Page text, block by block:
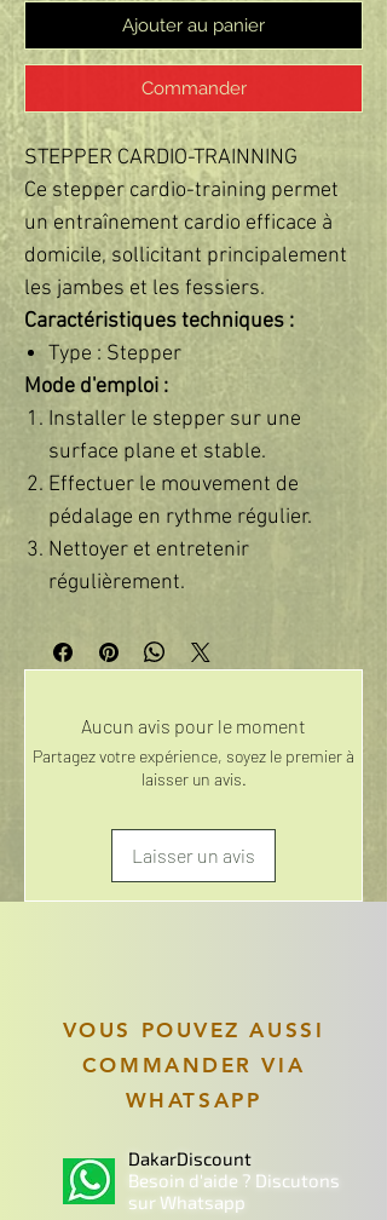
Ajouter au panier
Commander
STEPPER CARDIO-TRAINNING
Ce stepper cardio-training permet
un entraînement cardio efficace à
domicile, sollicitant principalement
les jambes et les fessiers.
Caractéristiques techniques :
Type : Stepper
Mode d'emploi :
Installer le stepper sur une
surface plane et stable.
Effectuer le mouvement de
pédalage en rythme régulier.
Nettoyer et entretenir
régulièrement.
Aucun avis pour le moment
Partagez votre expérience, soyez le premier à
laisser un avis.
Laisser un avis
VOUS POUVEZ AUSSI
COMMANDER VIA
WHATSAPP
DakarDiscount
Besoin d'aide ? Discutons
sur Whatsapp